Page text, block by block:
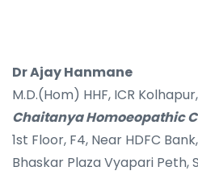
Dr Ajay Hanmane
M.D.(Hom) HHF, ICR Kolhapur,
Chaitanya Homoeopathic
1st Floor, F4, Near HDFC Bank,
Bhaskar Plaza Vyapari Peth,